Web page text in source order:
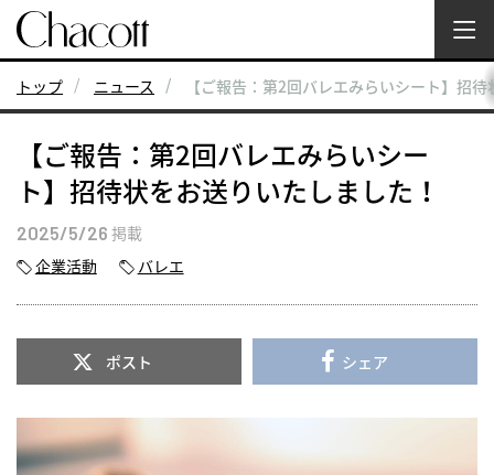
トップ ニュース 【ご報告：第2回バレエみらいシート】招
【ご報告：第2回バレエみらいシー
ト】招待状をお送りいたしました！
2025/5/26 掲載
企業活動
バレエ
ポスト シェア